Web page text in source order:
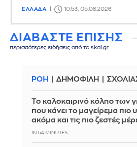
ΕΛΛΑΔΑ 10:53, 05.08.2026
ΔΙΑΒΑΣΤΕ ΕΠΙΣΗΣ
περισσότερες ειδήσεις από το skai.gr
ΡΟΗ ΔΗΜΟΦΙΛΗ
Το καλοκαιρινό κόλπο των
που κάνει το μαγείρεμα πιο
ακόμα και τις πιο ζεστές
IN 54 MINUTES